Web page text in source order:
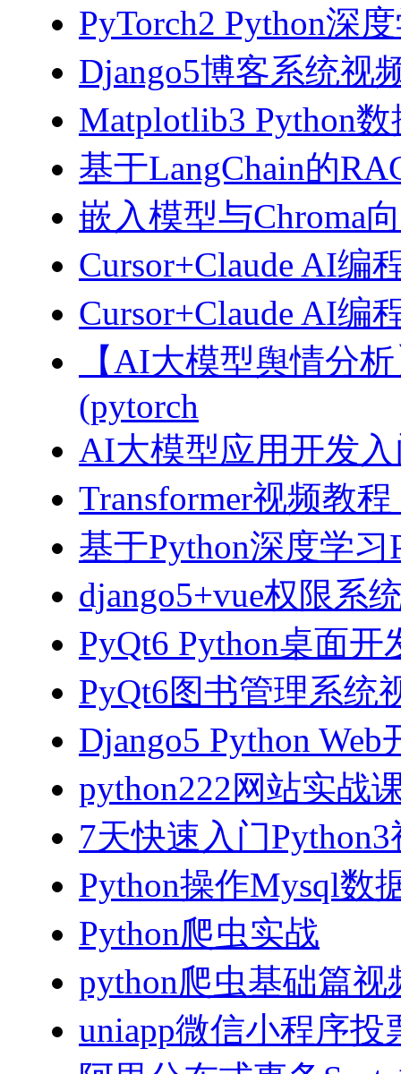
PyTorch2 Python深
Django5博客系统视
Matplotlib3 Python
基于LangChain的
嵌入模型与Chroma
Cursor+Claude AI编
Cursor+Claude AI编
【AI大模型舆情分
(pytorch
AI大模型应用开发入
Transformer视频教
基于Python深度学
django5+vue权限系
PyQt6 Python桌面开
PyQt6图书管理系统
Django5 Python
python222网站实战
7天快速入门
Python操作Mysql数
Python爬虫实战
python爬虫基础篇视
uniapp微信小程序投